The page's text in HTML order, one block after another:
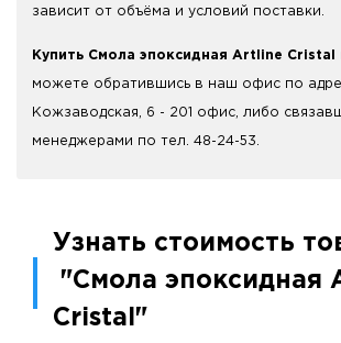
зависит от объёма и условий поставки.
Купить Смола эпоксидная Artline Cristal
можете обратившись в наш офис по
Кожзаводская, 6 - 201 офис, либо
менеджерами по тел. 48-24-53.
Узнать стоимость
"Смола эпоксидная
Cristal"